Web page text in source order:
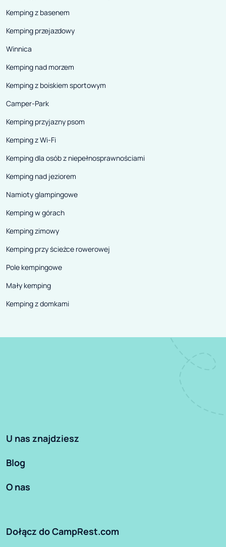
Kemping z basenem
Kemping przejazdowy
Winnica
Kemping nad morzem
Kemping z boiskiem sportowym
Camper-Park
Kemping przyjazny psom
Kemping z Wi-Fi
Kemping dla osób z niepełnosprawnościami
Kemping nad jeziorem
Namioty glampingowe
Kemping w górach
Kemping zimowy
Kemping przy ścieżce rowerowej
Pole kempingowe
Mały kemping
Kemping z domkami
U nas znajdziesz
Blog
O nas
Dołącz do CampRest.com